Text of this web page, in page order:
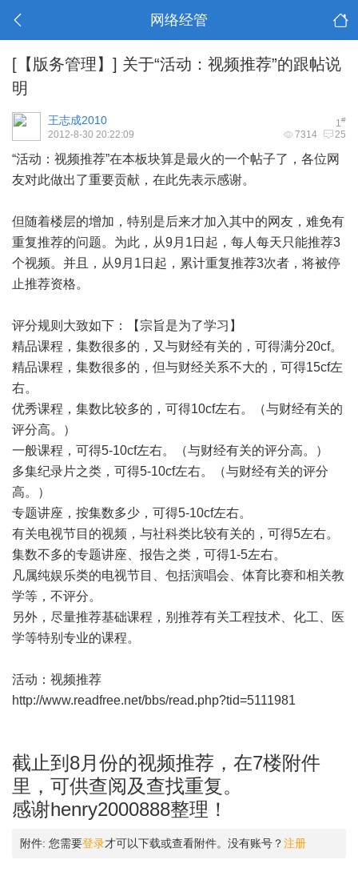
网络经管
[【版务管理】] 关于“活动：视频推荐”的跟帖说
明
1#
王志成2010
7314 25
2012-8-30 20:22:09
“活动：视频推荐”在本板块算是最火的一个帖子了，各位网
友对此做出了重要贡献，在此先表示感谢。
但随着楼层的增加，特别是后来才加入其中的网友，难免有
重复推荐的问题。为此，从9月1日起，每人每天只能推荐3
个视频。并且，从9月1日起，累计重复推荐3次者，将被停
止推荐资格。
评分规则大致如下：【宗旨是为了学习】
精品课程，集数很多的，又与财经有关的，可得满分20cf。
精品课程，集数很多的，但与财经关系不大的，可得15cf左
右。
优秀课程，集数比较多的，可得10cf左右。（与财经有关的
评分高。）
一般课程，可得5-10cf左右。（与财经有关的评分高。）
多集纪录片之类，可得5-10cf左右。（与财经有关的评分
高。）
专题讲座，按集数多少，可得5-10cf左右。
有关电视节目的视频，与社科类比较有关的，可得5左右。
集数不多的专题讲座、报告之类，可得1-5左右。
凡属纯娱乐类的电视节目、包括演唱会、体育比赛和相关教
学等，不评分。
另外，尽量推荐基础课程，别推荐有关工程技术、化工、医
学等特别专业的课程。
活动：视频推荐
http://www.readfree.net/bbs/read.php?tid=5111981
截止到8月份的视频推荐，在7楼附件
里，可供查阅及查找重复。
感谢henry2000888整理！
附件: 您需要登录才可以下载或查看附件。没有账号？注册